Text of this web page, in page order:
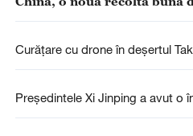
Curățare cu drone în deșertul
Președintele Xi Jinping a avut o